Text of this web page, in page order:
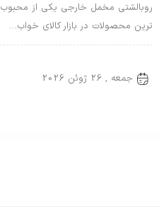
روبالشتی مخمل خارجی یکی از محبوب
ترین محصولات در بازار کالای خواب…
جمعه , 26 ژوئن 2026